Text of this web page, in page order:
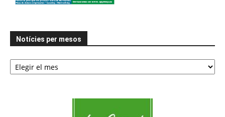
Notícies per mesos
Notícies
per